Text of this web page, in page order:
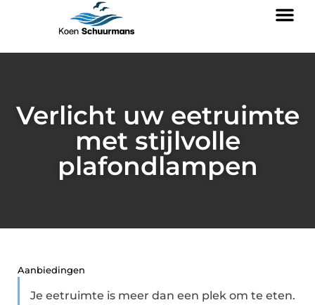
Verlicht uw eetruimte
met stijlvolle
plafondlampen
Aanbiedingen
Je eetruimte is meer dan een plek om te eten.